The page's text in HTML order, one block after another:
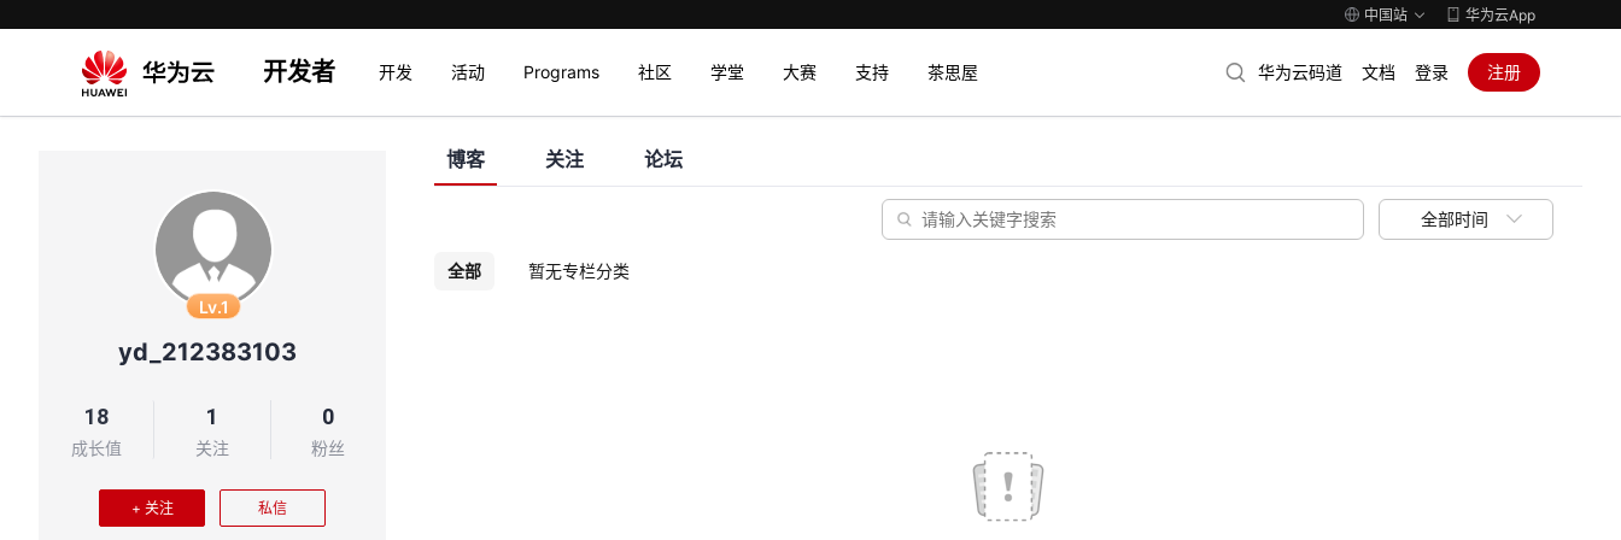
中国站 华为云App
开发者 开发 活动 Programs 社区 学堂 大赛 支持 茶思屋 华为云码道 文档 登录 注册
Lv.1
yd_212383103
18
成长值
1
关注
0
粉丝
+ 关注 私信
博客 关注 论坛
全部时间
全部 暂无专栏分类